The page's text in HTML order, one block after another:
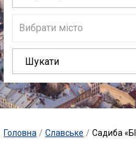
Вибрати місто
Головна / Славське / Садиба